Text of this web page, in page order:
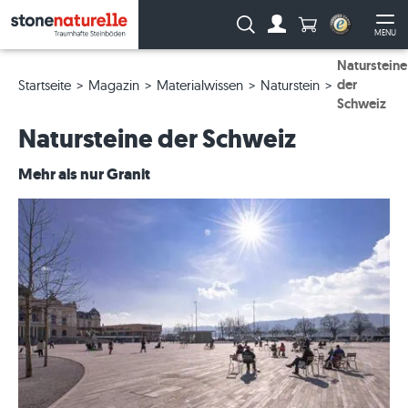
MENU
Suche: Anzahl
Startseite Magazin Materialwissen Naturstein
Natursteine
der
Schweiz
Natursteine der Schweiz
Mehr als nur Granit